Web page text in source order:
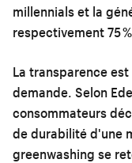
millennials et la
respectivement 75
La transparence
demande. Selon
consommateurs
de durabilité d'une
greenwashing se